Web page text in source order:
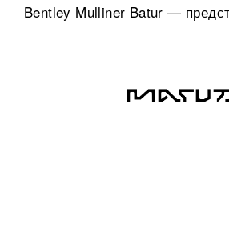
Bentley Mulliner Batur —